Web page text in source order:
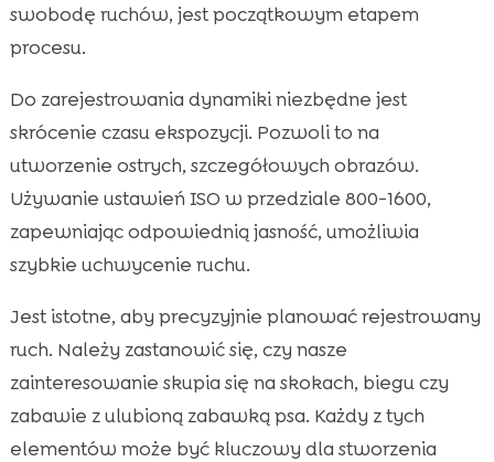
swobodę ruchów, jest początkowym etapem
procesu.
Do zarejestrowania dynamiki niezbędne jest
skrócenie czasu ekspozycji. Pozwoli to na
utworzenie ostrych, szczegółowych obrazów.
Używanie ustawień ISO w przedziale 800-1600,
zapewniając odpowiednią jasność, umożliwia
szybkie uchwycenie ruchu.
Jest istotne, aby precyzyjnie planować rejestrowany
ruch. Należy zastanowić się, czy nasze
zainteresowanie skupia się na skokach, biegu czy
zabawie z ulubioną zabawką psa. Każdy z tych
elementów może być kluczowy dla stworzenia